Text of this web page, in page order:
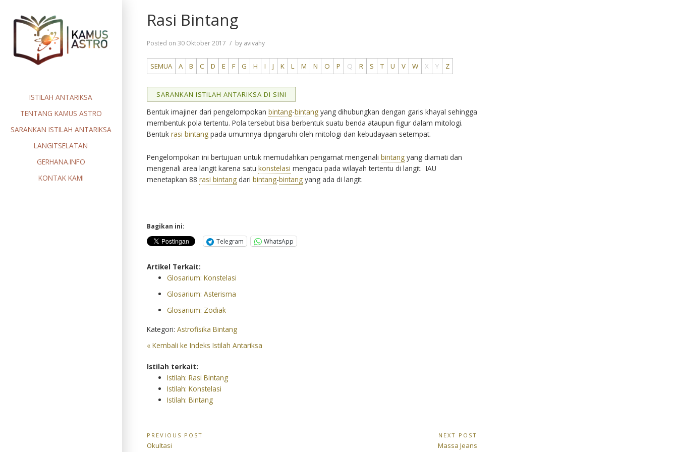
content
ISTILAH ANTARIKSA
TENTANG KAMUS ASTRO
SARANKAN ISTILAH ANTARIKSA
LANGITSELATAN
GERHANA.INFO
KONTAK KAMI
Rasi Bintang
Posted on30 Oktober 2017 by avivahy
SEMUA A B C D E F G H I J K L M N O P Q R S T U V W X Y Z
SARANKAN ISTILAH ANTARIKSA DI SINI
Bentuk imajiner dari pengelompokanbintang-bintang yang dihubungkan dengan garis khayal sehingga
membentuk pola tertentu. Pola tersebut bisa berbentuk suatu benda ataupun figur dalam mitologi.
Bentukrasi bintang pada umumnya dipngaruhi oleh mitologi dan kebudayaan setempat.
Pengelompokan ini bertujuan untuk memudahkan pengamat mengenalibintang yang diamati dan
mengenali area langit karena satukonstelasi mengacu pada wilayah tertentu di langit. IAU
menetapkan 88rasi bintang daribintang-bintang yang ada di langit.
Bagikan ini:
Telegram
WhatsApp
Artikel Terkait:
Glosarium: Konstelasi
Glosarium: Asterisma
Glosarium: Zodiak
Kategori:Astrofisika Bintang
« Kembali ke Indeks Istilah Antariksa
Istilah terkait:
Istilah: Rasi Bintang
Istilah: Konstelasi
Istilah: Bintang
Navigasi
PREVIOUS POST
Previous
Okultasi
NEXT POST
Next
Massa Jeans